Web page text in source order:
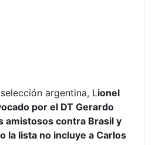
argentina, Lionel
por el DT Gerardo
amistosos contra Brasil y
la lista no incluye a Carlos